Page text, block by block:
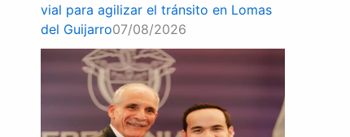
vial para agilizar el tránsito en Lomas
del Guijarro07/08/2026